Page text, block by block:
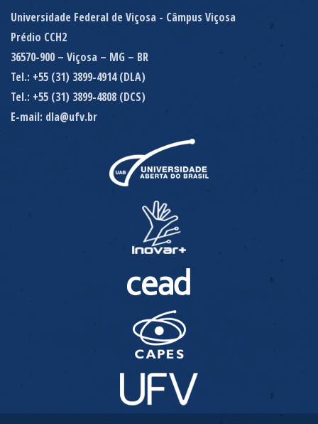
Universidade Federal de Viçosa - Câmpus Viçosa
Prédio CCH2
36570-900 – Viçosa – MG – BR
Tel.: +55 (31) 3899-4914 (DLA)
Tel.: +55 (31) 3899-4808 (DCS)
E-mail: dla@ufv.br